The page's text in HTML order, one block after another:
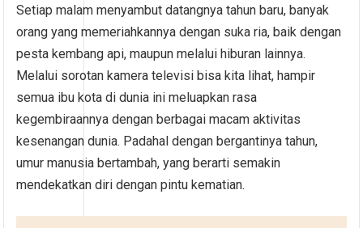
Setiap malam menyambut datangnya tahun baru, banyak
orang yang memeriahkannya dengan suka ria, baik dengan
pesta kembang api, maupun melalui hiburan lainnya.
Melalui sorotan kamera televisi bisa kita lihat, hampir
semua ibu kota di dunia ini meluapkan rasa
kegembiraannya dengan berbagai macam aktivitas
kesenangan dunia. Padahal dengan bergantinya tahun,
umur manusia bertambah, yang berarti semakin
mendekatkan diri dengan pintu kematian.